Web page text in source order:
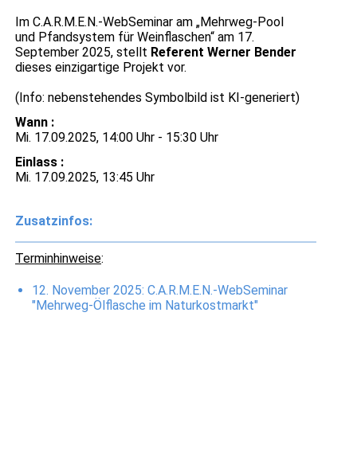
Im C.A.R.M.E.N.-WebSeminar am „Mehrweg-Pool
und Pfandsystem für Weinflaschen“ am 17.
September 2025, stellt Referent Werner Bender
dieses einzigartige Projekt vor.
(Info: nebenstehendes Symbolbild ist KI-generiert)
Wann :
Mi. 17.09.2025, 14:00 Uhr - 15:30 Uhr
Einlass :
Mi. 17.09.2025, 13:45 Uhr
Zusatzinfos:
Terminhinweise:
12. November 2025: C.A.R.M.E.N.-WebSeminar
"Mehrweg-Ölflasche im Naturkostmarkt"